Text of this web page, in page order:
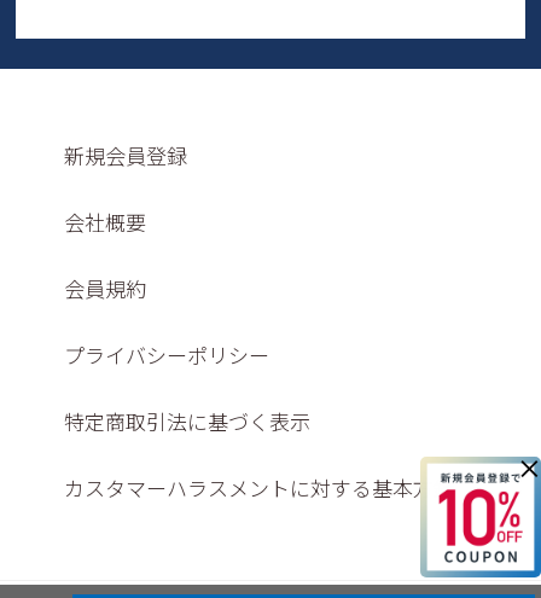
×
新規会員登録
会社概要
会員規約
プライバシーポリシー
特定商取引法に基づく表示
カスタマーハラスメントに対する基本方針